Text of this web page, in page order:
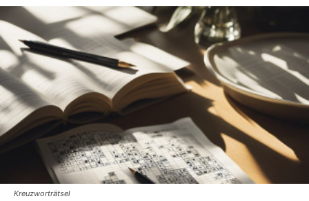
Kreuzworträtsel